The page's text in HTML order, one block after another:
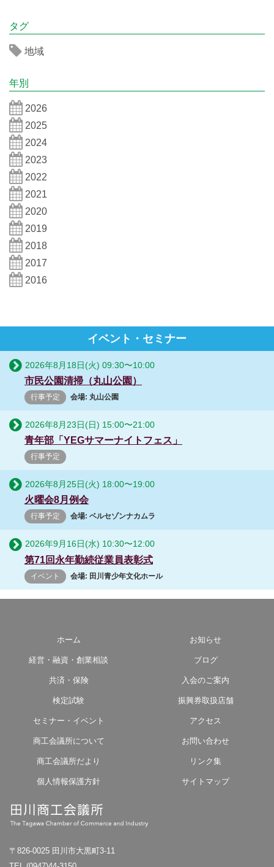
タグ
地域
年別
2026
2025
2024
2023
2022
2021
2020
2019
2018
2017
2016
イベント・セミナー
2026年8月18日(火) 09:30〜10:00
市民公園清掃（丸山公園）
行事予定 会場: 丸山公園
2026年8月23日(日) 15:00〜21:00
青年部「YEGサマーナイトフェス」
行事予定
2026年8月25日(火) 18:00〜19:00
火曜会8月例会
行事予定 会場: ベルセゾンナカムラ
2026年9月16日(水) 10:30〜12:00
第71回永年勤続従業員表彰式
イベント 会場: 田川青少年文化ホール
ホーム
経営・融資・創業相談
共済・保険
検定試験
セミナー・イベント
商工会議所について
商工会議所だより
個人情報保護方針
お知らせ
ブログ
入会のご案内
振興券取扱店舗
アクセス
お問い合わせ
リンク集
サイトマップ
〒826-0025 田川市大黒町3-11